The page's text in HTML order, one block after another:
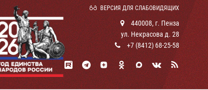
ВЕРСИЯ ДЛЯ СЛАБОВИДЯЩИХ
440008, г. Пенза
ул. Некрасова д. 28
+7 (8412) 68-25-58